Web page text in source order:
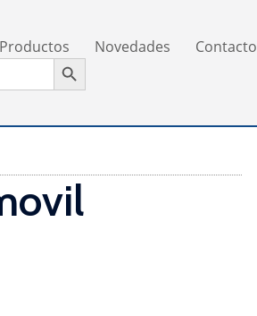
Novedades Contacto
BOTÓN DE BÚSQUEDA